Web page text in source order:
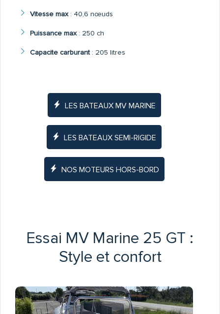
Vitesse max: 40,6 nœuds
Puissance max: 250 ch
Capacite carburant: 205 litres
LES BATEAUX MV MARINE
LES BATEAUX SEMI-RIGIDE
NOS MOTEURS HORS-BORD
Essai MV Marine 25 GT :
Style et confort